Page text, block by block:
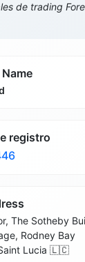
de trading
registro
The Sotheby
Rodney Bay
Lucia 🇱🇨